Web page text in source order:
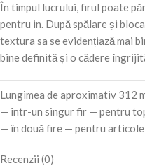
În timpul lucrului, firul poate
pentru in. După spălare și
textura sa se evidențiază mai
bine definită și o cădere
Lungimea de aproximativ 312
— într-un singur fir — pentru
— în două fire — pentru
Recenzii (0)